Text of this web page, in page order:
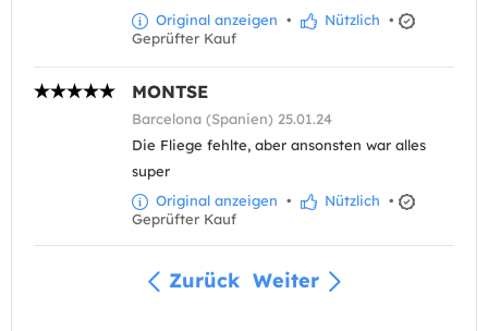
Original anzeigen • Nützlich •
Geprüfter Kauf
MONTSE
Barcelona (Spanien) 25.01.24
Die Fliege fehlte, aber ansonsten war alles
super
Original anzeigen • Nützlich •
Geprüfter Kauf
Zurück Weiter